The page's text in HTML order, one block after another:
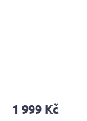
je
1 999 Kč